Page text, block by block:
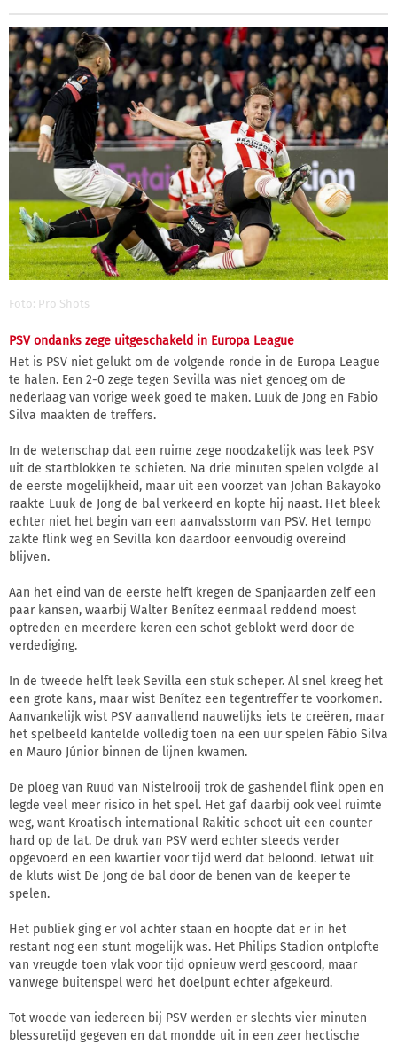
Foto: Pro Shots
PSV ondanks zege uitgeschakeld in Europa League
Het is PSV niet gelukt om de volgende ronde in de Europa League
te halen. Een 2-0 zege tegen Sevilla was niet genoeg om de
nederlaag van vorige week goed te maken. Luuk de Jong en Fabio
Silva maakten de treffers.
In de wetenschap dat een ruime zege noodzakelijk was leek PSV
uit de startblokken te schieten. Na drie minuten spelen volgde al
de eerste mogelijkheid, maar uit een voorzet van Johan Bakayoko
raakte Luuk de Jong de bal verkeerd en kopte hij naast. Het bleek
echter niet het begin van een aanvalsstorm van PSV. Het tempo
zakte flink weg en Sevilla kon daardoor eenvoudig overeind
blijven.
Aan het eind van de eerste helft kregen de Spanjaarden zelf een
paar kansen, waarbij Walter Benítez eenmaal reddend moest
optreden en meerdere keren een schot geblokt werd door de
verdediging.
In de tweede helft leek Sevilla een stuk scheper. Al snel kreeg het
een grote kans, maar wist Benítez een tegentreffer te voorkomen.
Aanvankelijk wist PSV aanvallend nauwelijks iets te creëren, maar
het spelbeeld kantelde volledig toen na een uur spelen Fábio Silva
en Mauro Júnior binnen de lijnen kwamen.
De ploeg van Ruud van Nistelrooij trok de gashendel flink open en
legde veel meer risico in het spel. Het gaf daarbij ook veel ruimte
weg, want Kroatisch international Rakitic schoot uit een counter
hard op de lat. De druk van PSV werd echter steeds verder
opgevoerd en een kwartier voor tijd werd dat beloond. Ietwat uit
de kluts wist De Jong de bal door de benen van de keeper te
spelen.
Het publiek ging er vol achter staan en hoopte dat er in het
restant nog een stunt mogelijk was. Het Philips Stadion ontplofte
van vreugde toen vlak voor tijd opnieuw werd gescoord, maar
vanwege buitenspel werd het doelpunt echter afgekeurd.
Tot woede van iedereen bij PSV werden er slechts vier minuten
blessuretijd gegeven en dat mondde uit in een zeer hectische